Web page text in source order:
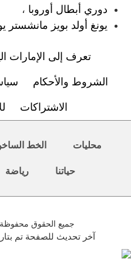
دوري أبطال أوروبا ،
يونغ أولد بويز مانشستر
تعرف إلى الإمارات
الشروط والأحكام
الاشتراكات
محليات الخط
حياتنا رياضة
جميع الحقوق محفوظة © 2026
آخر تحديث للصفحة تم بتاريخ: 15 سبتمبر